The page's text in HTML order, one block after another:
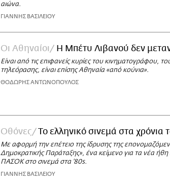
αιώνα.
ΓΙΑΝΝΗΣ ΒΑΣΙΛΕΙΟΥ
Οι Αθηναίοι Η Μπέτυ Λιβανού δεν
Είναι από τις επιφανείς κυρίες του κινηματογράφου,
τηλεόρασης, είναι επίσης Αθηναία «από κούνια».
ΘΟΔΩΡΗΣ ΑΝΤΩΝΟΠΟΥΛΟΣ
Οθόνες Το ελληνικό σινεμά στα
Με αφορμή την επέτειο της ίδρυσης της
Δημοκρατικής Παράταξης», ένα κείμενο για τα νέα
ΠΑΣΟΚ στο σινεμά στα '80s.
ΓΙΑΝΝΗΣ ΒΑΣΙΛΕΙΟΥ